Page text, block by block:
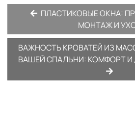
ПЛАСТИКОВЫЕ ОКНА:
МОНТАЖ И
ВАЖНОСТЬ КРОВАТЕЙ ИЗ
ВАШЕЙ СПАЛЬНИ: КОМФОРТ